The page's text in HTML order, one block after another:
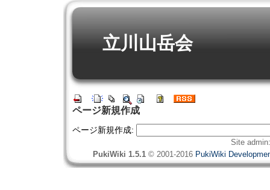
立川山岳会
ページ新規作成
ページ新規作成:
Site
PukiWiki 1.5.1 © 2001-2016 PukiWiki